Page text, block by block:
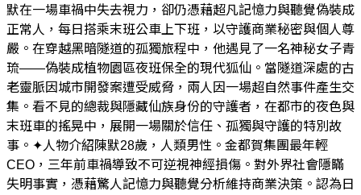
默在一場車禍中失去視力，卻仍憑藉超凡記憶力與聽覺偽裝成
正常人，每日搭乘末班公車上下班，以守護商業秘密與個人尊
嚴。在穿越黑暗隧道的孤獨旅程中，他遇見了一名神秘女子青
琉——偽裝成植物園區夜班保全的現代狐仙。當隧道深處的古
老靈脈因城市開發案遭受威脅，兩人因一場超自然事件產生交
集。看不見的總裁與隱藏仙族身份的守護者，在都市的夜色與
末班車的搖晃中，展開一場關於信任、孤獨與守護的特別故
事。✦人物介紹陳默28歲，人類男性。金都賀集團最年輕
CEO，三年前車禍導致不可逆視神經損傷。對外界社會隱瞞
失明事實，憑藉驚人記憶力與聽覺分析維持商業決策。認為日